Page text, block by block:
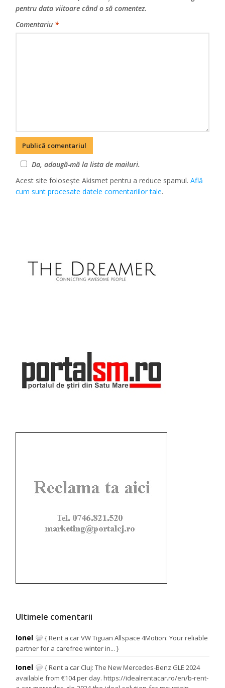
pentru data viitoare când o să comentez.
Comentariu *
Da, adaugă-mă la lista de mailuri.
Acest site folosește Akismet pentru a reduce spamul.Află
cum sunt procesate datele comentariilor tale.
Ultimele comentarii
Ionel
{ Rent a car VW Tiguan Allspace 4Motion: Your reliable
partner for a carefree winter in... }
Ionel
{ Rent a car Cluj: The New Mercedes-Benz GLE 2024
available from €104 per day. https://idealrentacar.ro/en/b-rent-